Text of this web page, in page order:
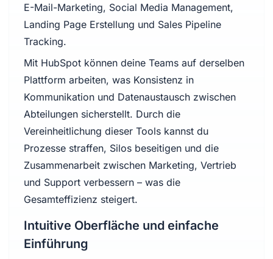
E-Mail-Marketing, Social Media Management,
Landing Page Erstellung und Sales Pipeline
Tracking.
Mit HubSpot können deine Teams auf derselben
Plattform arbeiten, was Konsistenz in
Kommunikation und Datenaustausch zwischen
Abteilungen sicherstellt. Durch die
Vereinheitlichung dieser Tools kannst du
Prozesse straffen, Silos beseitigen und die
Zusammenarbeit zwischen Marketing, Vertrieb
und Support verbessern – was die
Gesamteffizienz steigert.
Intuitive Oberfläche und einfache
Einführung